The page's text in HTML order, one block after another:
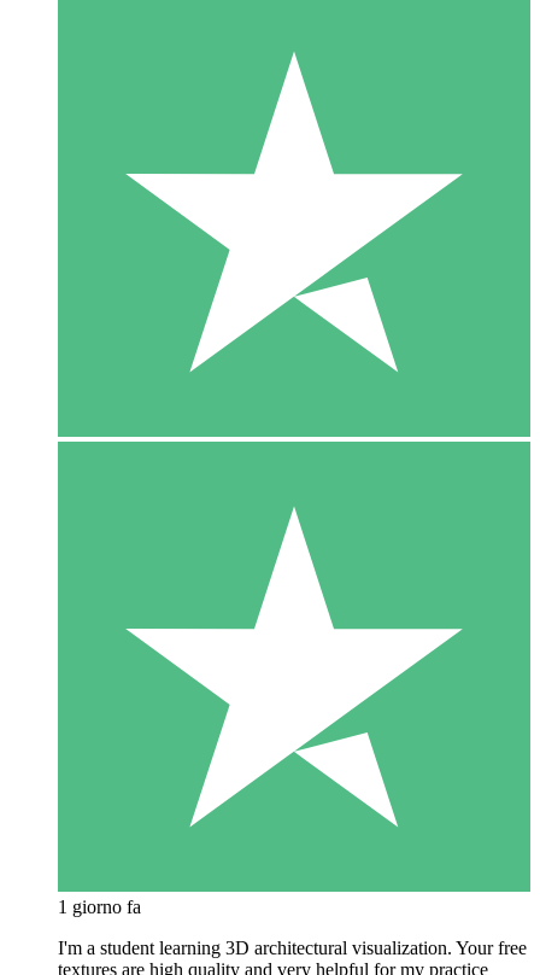
1 giorno fa
I'm a student learning 3D architectural visualization. Your free
textures are high quality and very helpful for my practice